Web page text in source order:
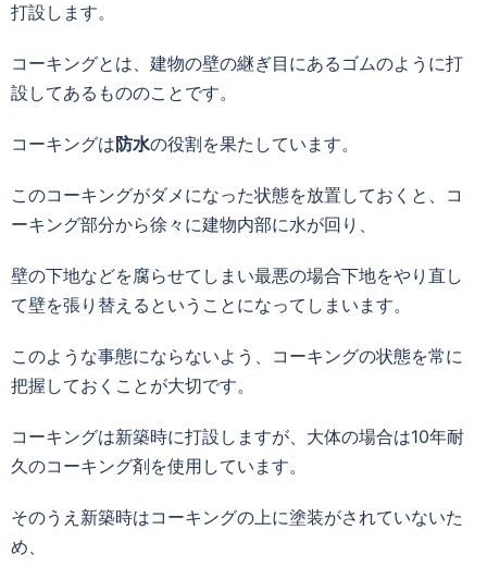
打設します。
コーキングとは、建物の壁の継ぎ目にあるゴムのように打
設してあるもののことです。
コーキングは防水の役割を果たしています。
このコーキングがダメになった状態を放置しておくと、コ
ーキング部分から徐々に建物内部に水が回り、
壁の下地などを腐らせてしまい最悪の場合下地をやり直し
て壁を張り替えるということになってしまいます。
このような事態にならないよう、コーキングの状態を常に
把握しておくことが大切です。
コーキングは新築時に打設しますが、大体の場合は10年耐
久のコーキング剤を使用しています。
そのうえ新築時はコーキングの上に塗装がされていないた
め、